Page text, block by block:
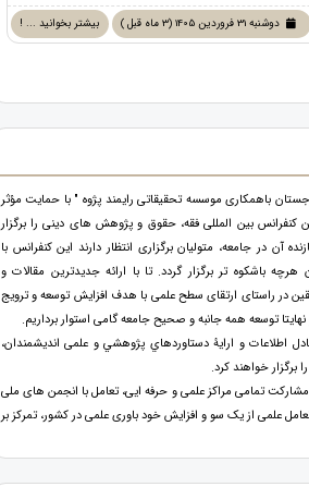
دوشنبه 31 فروردین 1405 (3 ماه قبل ) بیشتر بخوانید ... !
باهمکاری موسسه تحقیقاتی رایمند پژوه " با حمایت مؤثر
بین المللی فقه، حقوق و پژوهش های دینی را برگزار
در جامعه، متولیان برگزاری انتظار دارند این کنفرانس با
باشکوه تر برگزار گردد. تا با ارائه جدیدترین مقالات و
در راستای ارتقای سطح علمی با هدف افزایش توسعه و ترویج
توسعه همه جانبه و صحیح جامعه گامی استوار برداریم.
اطلاعات و ارایۀ دستاوردهاي پژوهشي و علمی انديشمندان،
خواهند کرد.
مشارکت تمامی مراکز علمی و حرفه ایی، تعامل با انجمن های ملی
علمی از یک سو و افزایش خود باوری علمی در کشور، تمرکز بر